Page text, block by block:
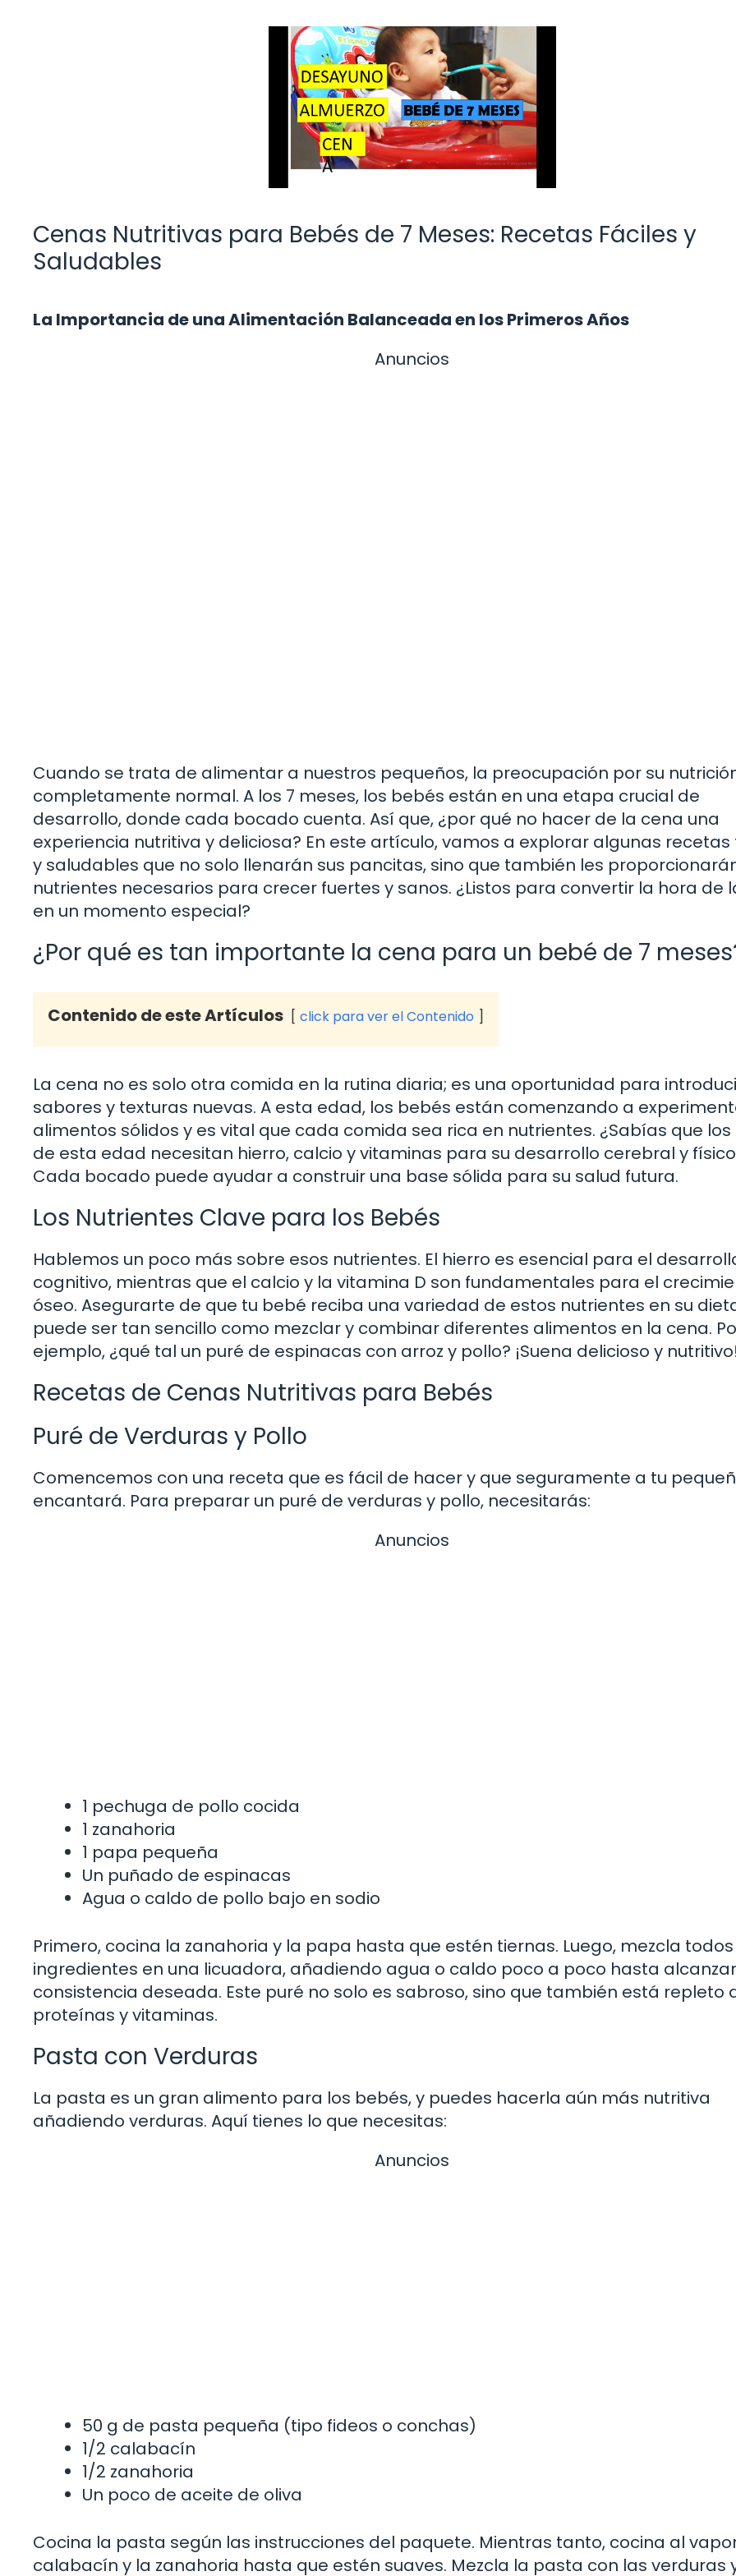
Cenas Nutritivas para Bebés de 7 Meses: Recetas Fáciles y
Saludables
La Importancia de una Alimentación Balanceada en los Primeros Años
Anuncios
Cuando se trata de alimentar a nuestros pequeños, la preocupación por su
completamente normal. A los 7 meses, los bebés están en una etapa crucial de
desarrollo, donde cada bocado cuenta. Así que, ¿por qué no hacer de la cena una
experiencia nutritiva y deliciosa? En este artículo, vamos a explorar algunas recetas
y saludables que no solo llenarán sus pancitas, sino que también les
nutrientes necesarios para crecer fuertes y sanos. ¿Listos para convertir la hora de
en un momento especial?
¿Por qué es tan importante la cena para un bebé de 7
Contenido de este Artículos click para ver el Contenido
La cena no es solo otra comida en la rutina diaria; es una oportunidad para
sabores y texturas nuevas. A esta edad, los bebés están comenzando a
alimentos sólidos y es vital que cada comida sea rica en nutrientes. ¿Sabías que
de esta edad necesitan hierro, calcio y vitaminas para su desarrollo cerebral y
Cada bocado puede ayudar a construir una base sólida para su salud futura.
Los Nutrientes Clave para los Bebés
Hablemos un poco más sobre esos nutrientes. El hierro es esencial para el
cognitivo, mientras que el calcio y la vitamina D son fundamentales para el
óseo. Asegurarte de que tu bebé reciba una variedad de estos nutrientes en su
puede ser tan sencillo como mezclar y combinar diferentes alimentos en la cena.
ejemplo, ¿qué tal un puré de espinacas con arroz y pollo? ¡Suena delicioso y
Recetas de Cenas Nutritivas para Bebés
Puré de Verduras y Pollo
Comencemos con una receta que es fácil de hacer y que seguramente a tu
encantará. Para preparar un puré de verduras y pollo, necesitarás:
Anuncios
1 pechuga de pollo cocida
1 zanahoria
1 papa pequeña
Un puñado de espinacas
Agua o caldo de pollo bajo en sodio
Primero, cocina la zanahoria y la papa hasta que estén tiernas. Luego, mezcla
ingredientes en una licuadora, añadiendo agua o caldo poco a poco hasta
consistencia deseada. Este puré no solo es sabroso, sino que también está repleto
proteínas y vitaminas.
Pasta con Verduras
La pasta es un gran alimento para los bebés, y puedes hacerla aún más nutritiva
añadiendo verduras. Aquí tienes lo que necesitas:
Anuncios
50 g de pasta pequeña (tipo fideos o conchas)
1/2 calabacín
1/2 zanahoria
Un poco de aceite de oliva
Cocina la pasta según las instrucciones del paquete. Mientras tanto, cocina al
calabacín y la zanahoria hasta que estén suaves. Mezcla la pasta con las verduras